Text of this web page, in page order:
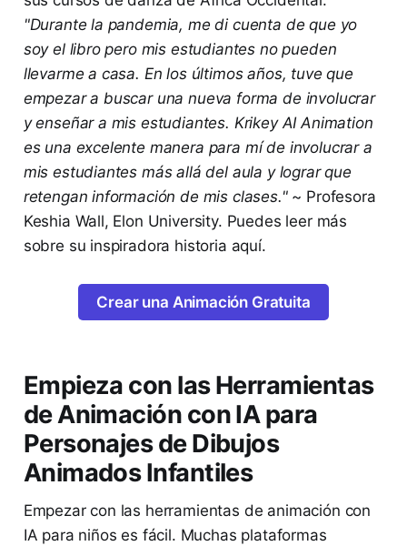
"Durante la pandemia, me di cuenta de que yo
soy el libro pero mis estudiantes no pueden
llevarme a casa. En los últimos años, tuve que
empezar a buscar una nueva forma de involucrar
y enseñar a mis estudiantes. Krikey AI Animation
es una excelente manera para mí de involucrar a
mis estudiantes más allá del aula y lograr que
retengan información de mis clases."~ Profesora
Keshia Wall, Elon University. Puedes leer más
sobre su inspiradora historia aquí.
Crear una Animación Gratuita
Empieza con las Herramientas
de Animación con IA para
Personajes de Dibujos
Animados Infantiles
Empezar con las herramientas de animación con
IA para niños es fácil. Muchas plataformas